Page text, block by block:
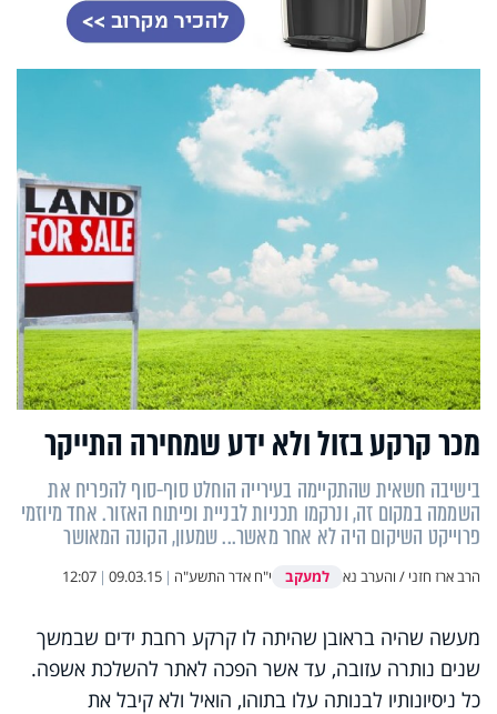
מכר קרקע בזול ולא ידע שמחירה התייקר
בישיבה חשאית שהתקיימה בעירייה הוחלט סוף-סוף להפריח את
השממה במקום זה, ונרקמו תכניות לבניית ופיתוח האזור. אחד מיוזמי
פרוייקט השיקום היה לא אחר מאשר... שמעון, הקונה המאושר
הרב ארז חזני / והערב נא למעקב י"ח אדר התשע"ה |
09.03.15
|
12:07
מעשה שהיה בראובן שהיתה לו קרקע רחבת ידים שבמשך
שנים נותרה עזובה, עד אשר הפכה לאתר להשלכת אשפה.
כל ניסיונותיו לבנותה עלו בתוהו, הואיל ולא קיבל את